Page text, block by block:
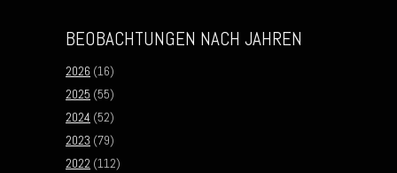
BEOBACHTUNGEN NACH JAHREN
2026 (16)
2025 (55)
2024 (52)
2023 (79)
2022 (112)